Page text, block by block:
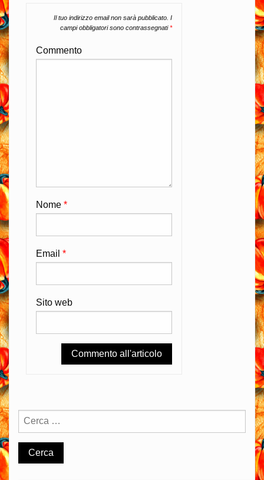
Il tuo indirizzo email non sarà pubblicato. I
campi obbligatori sono contrassegnati*
Commento
Nome *
Email *
Sito web